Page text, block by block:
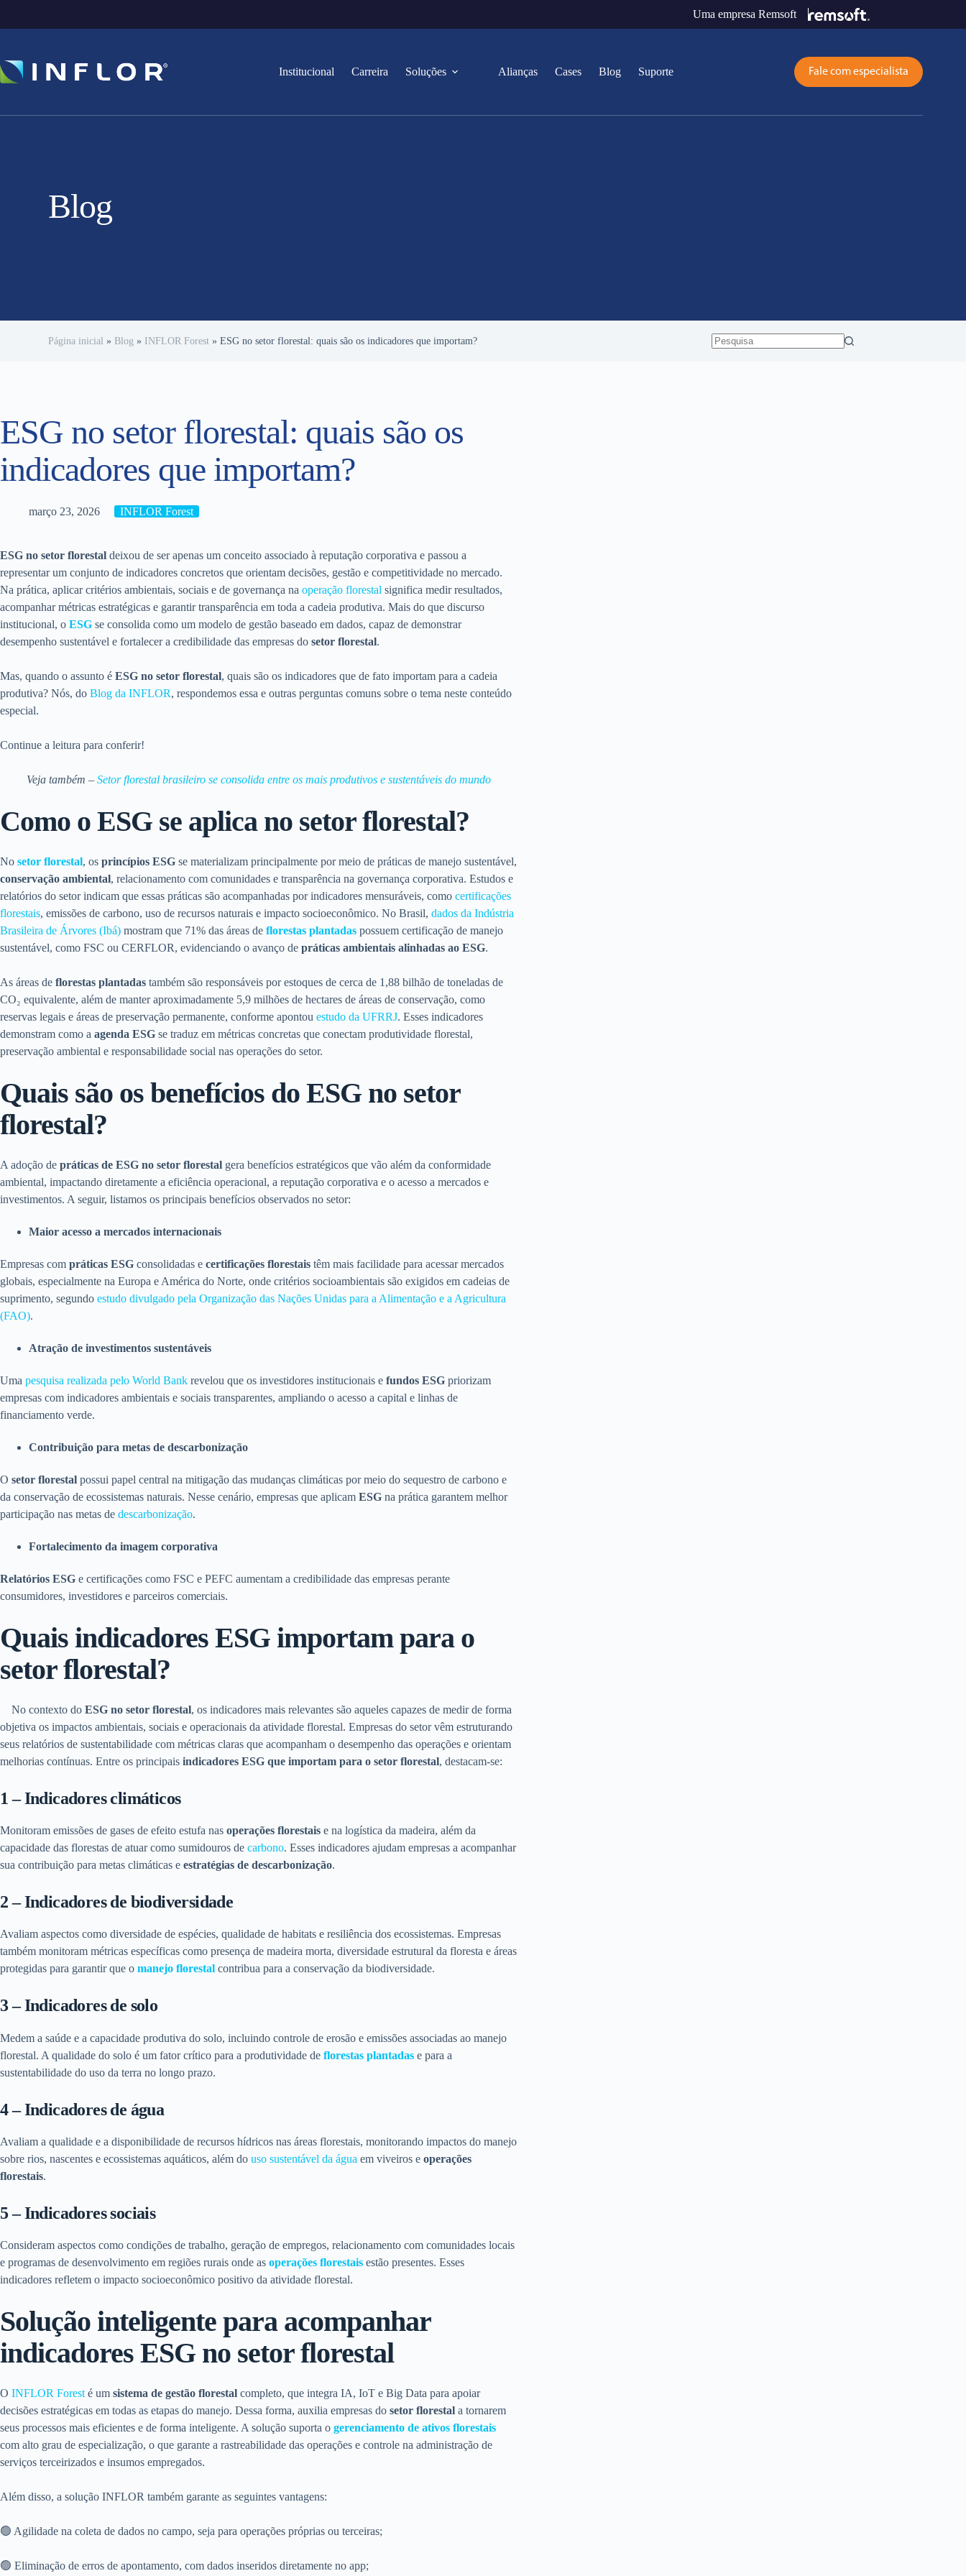
Uma empresa Remsoft
Institucional Carreira Soluções Alianças Cases Blog Suporte Fale com especialista
Blog
Página inicial » Blog » INFLOR Forest »ESG no setor florestal: quais são os indicadores que importam?
ESG no setor florestal: quais são os
indicadores que importam?
março 23, 2026 INFLOR Forest
ESG no setor florestal deixou de ser apenas um conceito associado à reputação corporativa e passou a
representar um conjunto de indicadores concretos que orientam decisões, gestão e competitividade no mercado.
Na prática, aplicar critérios ambientais, sociais e de governança na operação florestal significa medir resultados,
acompanhar métricas estratégicas e garantir transparência em toda a cadeia produtiva. Mais do que discurso
institucional, o ESG se consolida como um modelo de gestão baseado em dados, capaz de demonstrar
desempenho sustentável e fortalecer a credibilidade das empresas do setor florestal.
Mas, quando o assunto é ESG no setor florestal, quais são os indicadores que de fato importam para a cadeia
produtiva? Nós, do Blog da INFLOR, respondemos essa e outras perguntas comuns sobre o tema neste conteúdo
especial.
Continue a leitura para conferir!
Veja também – Setor florestal brasileiro se consolida entre os mais produtivos e sustentáveis do mundo
Como o ESG se aplica no setor florestal?
No setor florestal, os princípios ESG se materializam principalmente por meio de práticas de manejo sustentável,
conservação ambiental, relacionamento com comunidades e transparência na governança corporativa. Estudos e
relatórios do setor indicam que essas práticas são acompanhadas por indicadores mensuráveis, como certificações
florestais, emissões de carbono, uso de recursos naturais e impacto socioeconômico. No Brasil, dados da Indústria
Brasileira de Árvores (Ibá) mostram que 71% das áreas de florestas plantadas possuem certificação de manejo
sustentável, como FSC ou CERFLOR, evidenciando o avanço de práticas ambientais alinhadas ao ESG.
As áreas de florestas plantadas também são responsáveis por estoques de cerca de 1,88 bilhão de toneladas de
CO₂ equivalente, além de manter aproximadamente 5,9 milhões de hectares de áreas de conservação, como
reservas legais e áreas de preservação permanente, conforme apontou estudo da UFRRJ. Esses indicadores
demonstram como a agenda ESG se traduz em métricas concretas que conectam produtividade florestal,
preservação ambiental e responsabilidade social nas operações do setor.
Quais são os benefícios do ESG no setor
florestal?
A adoção de práticas de ESG no setor florestal gera benefícios estratégicos que vão além da conformidade
ambiental, impactando diretamente a eficiência operacional, a reputação corporativa e o acesso a mercados e
investimentos. A seguir, listamos os principais benefícios observados no setor:
Maior acesso a mercados internacionais
Empresas com práticas ESG consolidadas e certificações florestais têm mais facilidade para acessar mercados
globais, especialmente na Europa e América do Norte, onde critérios socioambientais são exigidos em cadeias de
suprimento, segundo estudo divulgado pela Organização das Nações Unidas para a Alimentação e a Agricultura
(FAO).
Atração de investimentos sustentáveis
Uma pesquisa realizada pelo World Bank revelou que os investidores institucionais e fundos ESG priorizam
empresas com indicadores ambientais e sociais transparentes, ampliando o acesso a capital e linhas de
financiamento verde.
Contribuição para metas de descarbonização
O setor florestal possui papel central na mitigação das mudanças climáticas por meio do sequestro de carbono e
da conservação de ecossistemas naturais. Nesse cenário, empresas que aplicam ESG na prática garantem melhor
participação nas metas de descarbonização.
Fortalecimento da imagem corporativa
Relatórios ESG e certificações como FSC e PEFC aumentam a credibilidade das empresas perante
consumidores, investidores e parceiros comerciais.
Quais indicadores ESG importam para o
setor florestal?
No contexto do ESG no setor florestal, os indicadores mais relevantes são aqueles capazes de medir de forma
objetiva os impactos ambientais, sociais e operacionais da atividade florestal. Empresas do setor vêm estruturando
seus relatórios de sustentabilidade com métricas claras que acompanham o desempenho das operações e orientam
melhorias contínuas. Entre os principais indicadores ESG que importam para o setor florestal, destacam-se:
1 – Indicadores climáticos
Monitoram emissões de gases de efeito estufa nas operações florestais e na logística da madeira, além da
capacidade das florestas de atuar como sumidouros de carbono. Esses indicadores ajudam empresas a acompanhar
sua contribuição para metas climáticas e estratégias de descarbonização.
2 – Indicadores de biodiversidade
Avaliam aspectos como diversidade de espécies, qualidade de habitats e resiliência dos ecossistemas. Empresas
também monitoram métricas específicas como presença de madeira morta, diversidade estrutural da floresta e áreas
protegidas para garantir que o manejo florestal contribua para a conservação da biodiversidade.
3 – Indicadores de solo
Medem a saúde e a capacidade produtiva do solo, incluindo controle de erosão e emissões associadas ao manejo
florestal. A qualidade do solo é um fator crítico para a produtividade de florestas plantadas e para a
sustentabilidade do uso da terra no longo prazo.
4 – Indicadores de água
Avaliam a qualidade e a disponibilidade de recursos hídricos nas áreas florestais, monitorando impactos do manejo
sobre rios, nascentes e ecossistemas aquáticos, além do uso sustentável da água em viveiros e operações
florestais.
5 – Indicadores sociais
Consideram aspectos como condições de trabalho, geração de empregos, relacionamento com comunidades locais
e programas de desenvolvimento em regiões rurais onde as operações florestais estão presentes. Esses
indicadores refletem o impacto socioeconômico positivo da atividade florestal.
Solução inteligente para acompanhar
indicadores ESG no setor florestal
O INFLOR Forest é um sistema de gestão florestal completo, que integra IA, IoT e Big Data para apoiar
decisões estratégicas em todas as etapas do manejo. Dessa forma, auxilia empresas do setor florestal a tornarem
seus processos mais eficientes e de forma inteligente. A solução suporta o gerenciamento de ativos florestais
com alto grau de especialização, o que garante a rastreabilidade das operações e controle na administração de
serviços terceirizados e insumos empregados.
Além disso, a solução INFLOR também garante as seguintes vantagens:
🟢 Agilidade na coleta de dados no campo, seja para operações próprias ou terceiras;
🟢 Eliminação de erros de apontamento, com dados inseridos diretamente no app;